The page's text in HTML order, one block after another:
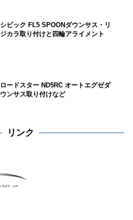
シビック FL5 SPOONダウンサス・リ
ジカラ取り付けと四輪アライメント
ロードスター ND5RC オートエグゼダ
ウンサス取り付けなど
リンク